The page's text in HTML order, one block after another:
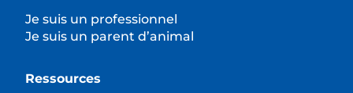
Je suis un professionnel
Je suis un parent d’animal
Ressources